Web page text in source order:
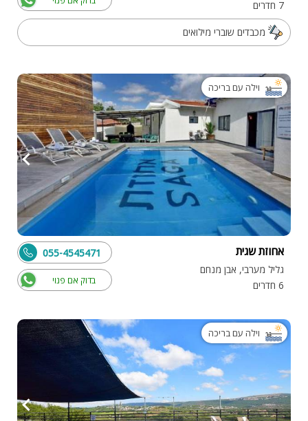
7 חדרים
מכבדים שוברי מילואים
וילה עם בריכה
אחוזת שגית
גליל מערבי, אבן מנחם
6 חדרים
בדוק אם פנוי
055-4545471
וילה עם בריכה